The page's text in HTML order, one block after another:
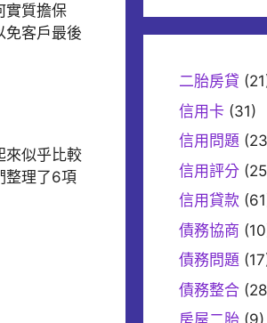
實質擔保
免客戶最後
來似乎比較
整理了6項
二胎房貸
信用卡 (31)
信用問題
信用評分
信用貸款
債務協商
債務問題
債務整合
房屋二胎 (9)